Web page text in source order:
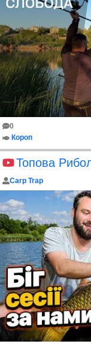
0
Короп
Carp Trap